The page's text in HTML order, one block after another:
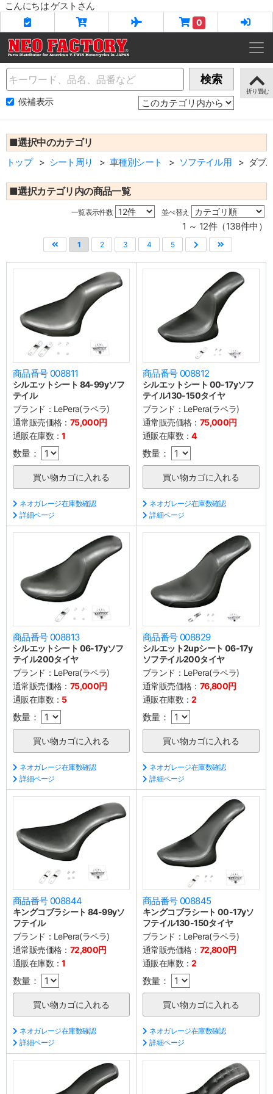
こんにちは ゲストさん
0
Name 検索
候補表示
■選択中のカテゴリ
トップ シート周り 車種別シート ソフテイル用 ダブ
■選択カテゴリ内の商品一覧
一覧表示件数 並べ替え
1 ～ 12件（138件中）
1 2 3 4 5
商品番号 008811
シルエットシート 84-99yソフ
テイル
ブランド： LePera(ラペラ)
通常販売価格： 75,000円
通販在庫数：1
数量：
ネオガレージ在庫数確認
詳細ページ
商品番号 008812
シルエットシート 00-17yソフ
テイル130-150タイヤ
ブランド： LePera(ラペラ)
通常販売価格： 75,000円
通販在庫数：4
数量：
ネオガレージ在庫数確認
詳細ページ
商品番号 008813
シルエットシート 06-17yソフ
テイル200タイヤ
ブランド： LePera(ラペラ)
通常販売価格： 75,000円
通販在庫数： 5
数量：
ネオガレージ在庫数確認
詳細ページ
商品番号 008829
シルエット2upシート 06-17y
ソフテイル200タイヤ
ブランド： LePera(ラペラ)
通常販売価格： 76,800円
通販在庫数：2
数量：
ネオガレージ在庫数確認
詳細ページ
商品番号 008844
キングコブラシート 84-99yソ
フテイル
ブランド： LePera(ラペラ)
通常販売価格： 72,800円
通販在庫数：1
数量：
ネオガレージ在庫数確認
詳細ページ
商品番号 008845
キングコブラシート 00-17yソ
フテイル130-150タイヤ
ブランド： LePera(ラペラ)
通常販売価格： 72,800円
通販在庫数：2
数量：
ネオガレージ在庫数確認
詳細ページ